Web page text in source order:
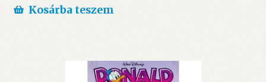
Kosárba teszem